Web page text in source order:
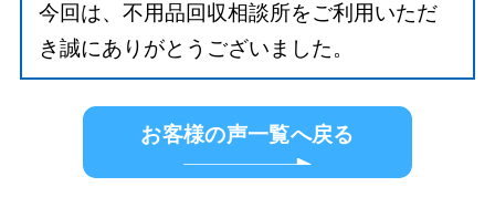
今回は、不用品回収相談所をご利用いただ
き誠にありがとうございました。
お客様の声一覧へ戻る